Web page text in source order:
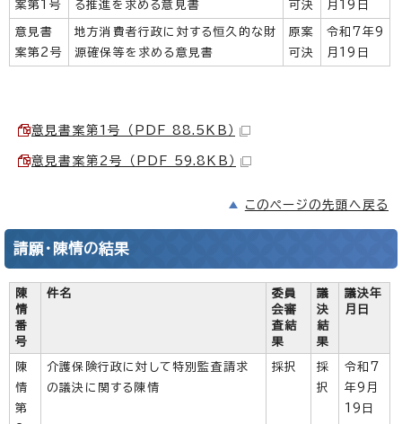
案第1号
る推進を求める意見書
可決
月19日
意見書
案第2号
地方消費者行政に対する恒久的な財
源確保等を求める意見書
原案
可決
令和7年9
月19日
意見書案第1号 （PDF 88.5KB）
意見書案第2号 （PDF 59.8KB）
このページの先頭へ戻る
請願・陳情の結果
陳
情
番
号
件名
委員
会審
査結
果
議
決
結
果
議決年
月日
陳
情
第
介護保険行政に対して特別監査請求
の議決に関する陳情
採択
採
択
令和7
年9月
19日